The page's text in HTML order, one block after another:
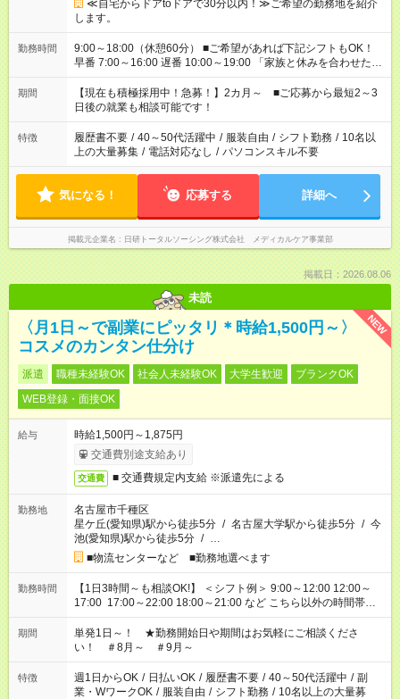
≪自宅からドアtoドアで30分以内！≫ご希望の勤務地を紹介
します。
勤務時間
9:00～18:00（休憩60分） ■ご希望があれば下記シフトもOK！
早番 7:00～16:00 遅番 10:00～19:00 「家族と休みを合わせた
い」 「余裕を持って夕飯の準備がしたい」 「できれば残業はし
たくない」 など、ご希望を教えてくださいね。 ※Wワーク希望
の方へ 今ご覧のお仕事で希望する勤務時間と、もう1つのお仕事
の勤務時間。 合計で週40時間を超える場合は応募できません。
期間
【現在も積極採用中！急募！】2カ月～ ■ご応募から最短2～3
日後の就業も相談可能です！
特徴 履歴書不要 / 40～50代活躍中 / 服装自由 / シフト勤務 / 10名以
上の大量募集 / 電話対応なし / パソコンスキル不要
気になる！ 応募する 詳細へ
掲載元企業名 日研トータルソーシング株式会社 メディカルケア事業部
掲載日：2026.08.06
未読
NEW
〈月1日～で副業にピッタリ＊時給1,500円～〉
コスメのカンタン仕分け
派遣 職種未経験OK 社会人未経験OK 大学生歓迎
ブランクOK
WEB登録・面接OK
給与
時給1,500円～1,875円
交通費別途支給あり
交通費 ■ 交通費規定内支給 ※派遣先による
勤務地
名古屋市千種区
星ケ丘(愛知県)駅から徒歩5分 / 名古屋大学駅から徒歩5分 / 今
池(愛知県)駅から徒歩5分 / …
■物流センターなど ■勤務地選べます
勤務時間
【1日3時間～も相談OK!】 ＜シフト例＞ 9:00～12:00 12:00～
17:00 17:00～22:00 18:00～21:00 など こちら以外の時間帯も
お気軽にご相談ください！
期間
単発1日～！ ★勤務開始日や期間はお気軽にご相談くださ
い！ ＃8月～ ＃9月～
特徴 週1日からOK / 日払いOK / 履歴書不要 / 40～50代活躍中 / 副
業・WワークOK / 服装自由 / シフト勤務 / 10名以上の大量募